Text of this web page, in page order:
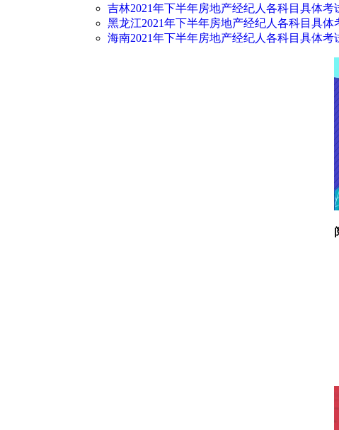
吉林2021年下半年房地产经纪人各科目具体考
黑龙江2021年下半年房地产经纪人各科目具体
海南2021年下半年房地产经纪人各科目具体考